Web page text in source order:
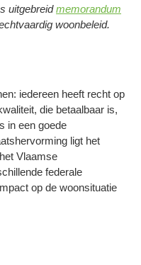
uitgebreidmemorandum
woonbeleid.
iedereen heeft recht op
die betaalbaar is,
in een goede
ligt het
Vlaamse
federale
op de woonsituatie